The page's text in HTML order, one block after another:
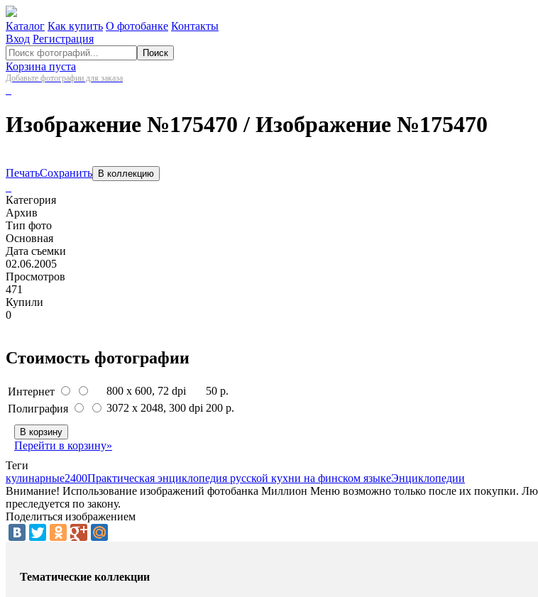
Каталог Как купить О фотобанке Контакты
Вход Регистрация
Поиск
Корзина пуста
Добавьте фотографии для заказа
Изображение №175470/ Изображение №175470
ПечатьСохранить В коллекцию
Категория
Архив
Тип фото
Основная
Дата съемки
02.06.2005
Просмотров
471
Купили
0
Стоимость фотографии
Интернет 800 x 600, 72 dpi
50 р.
Полиграфия
3072 x 2048, 300 dpi 200 р.
В корзину
Перейти в корзину»
Теги
кулинарные2400Практическая энциклопедия русской кухни на финском языкеЭнциклопедии
Внимание! Использование изображений фотобанка Миллион Меню возможно только после их покупки.
преследуется по закону.
Поделиться изображением
Тематические коллекции